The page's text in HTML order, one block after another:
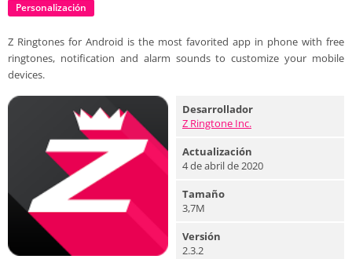
Personalización
Z Ringtones for Android is the most favorited app in phone with free
ringtones, notification and alarm sounds to customize your mobile
devices.
Desarrollador
Z Ringtone Inc.
Actualización
4 de abril de 2020
Tamaño
3,7M
Versión
2.3.2